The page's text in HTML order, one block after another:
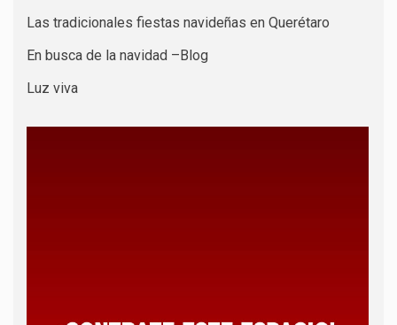
Las tradicionales fiestas navideñas en Querétaro
En busca de la navidad –Blog
Luz viva